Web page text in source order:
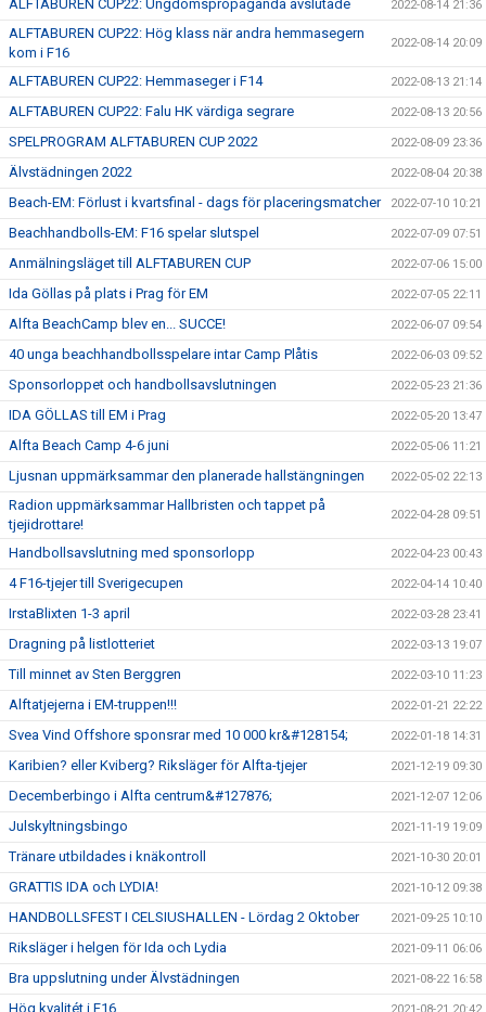
ALFTABUREN CUP22: Ungdomspropaganda avslutade 2022-08-14 21:36
ALFTABUREN CUP22: Hög klass när andra hemmasegern
kom i F16
2022-08-14 20:09
ALFTABUREN CUP22: Hemmaseger i F14 2022-08-13 21:14
ALFTABUREN CUP22: Falu HK värdiga segrare 2022-08-13 20:56
SPELPROGRAM ALFTABUREN CUP 2022 2022-08-09 23:36
Älvstädningen 2022 2022-08-04 20:38
Beach-EM: Förlust i kvartsfinal - dags för placeringsmatcher 2022-07-10 10:21
Beachhandbolls-EM: F16 spelar slutspel 2022-07-09 07:51
Anmälningsläget till ALFTABUREN CUP 2022-07-06 15:00
Ida Göllas på plats i Prag för EM 2022-07-05 22:11
Alfta BeachCamp blev en... SUCCE! 2022-06-07 09:54
40 unga beachhandbollsspelare intar Camp Plåtis 2022-06-03 09:52
Sponsorloppet och handbollsavslutningen 2022-05-23 21:36
IDA GÖLLAS till EM i Prag 2022-05-20 13:47
Alfta Beach Camp 4-6 juni 2022-05-06 11:21
Ljusnan uppmärksammar den planerade hallstängningen 2022-05-02 22:13
Radion uppmärksammar Hallbristen och tappet på
tjejidrottare!
2022-04-28 09:51
Handbollsavslutning med sponsorlopp 2022-04-23 00:43
4 F16-tjejer till Sverigecupen 2022-04-14 10:40
IrstaBlixten 1-3 april 2022-03-28 23:41
Dragning på listlotteriet 2022-03-13 19:07
Till minnet av Sten Berggren 2022-03-10 11:23
Alftatjejerna i EM-truppen!!! 2022-01-21 22:22
Svea Vind Offshore sponsrar med 10 000 kr&#128154; 2022-01-18 14:31
Karibien? eller Kviberg? Riksläger för Alfta-tjejer 2021-12-19 09:30
Decemberbingo i Alfta centrum&#127876; 2021-12-07 12:06
Julskyltningsbingo 2021-11-19 19:09
Tränare utbildades i knäkontroll 2021-10-30 20:01
GRATTIS IDA och LYDIA! 2021-10-12 09:38
HANDBOLLSFEST I CELSIUSHALLEN - Lördag 2 Oktober 2021-09-25 10:10
Riksläger i helgen för Ida och Lydia 2021-09-11 06:06
Bra uppslutning under Älvstädningen 2021-08-22 16:58
Hög kvalitét i F16